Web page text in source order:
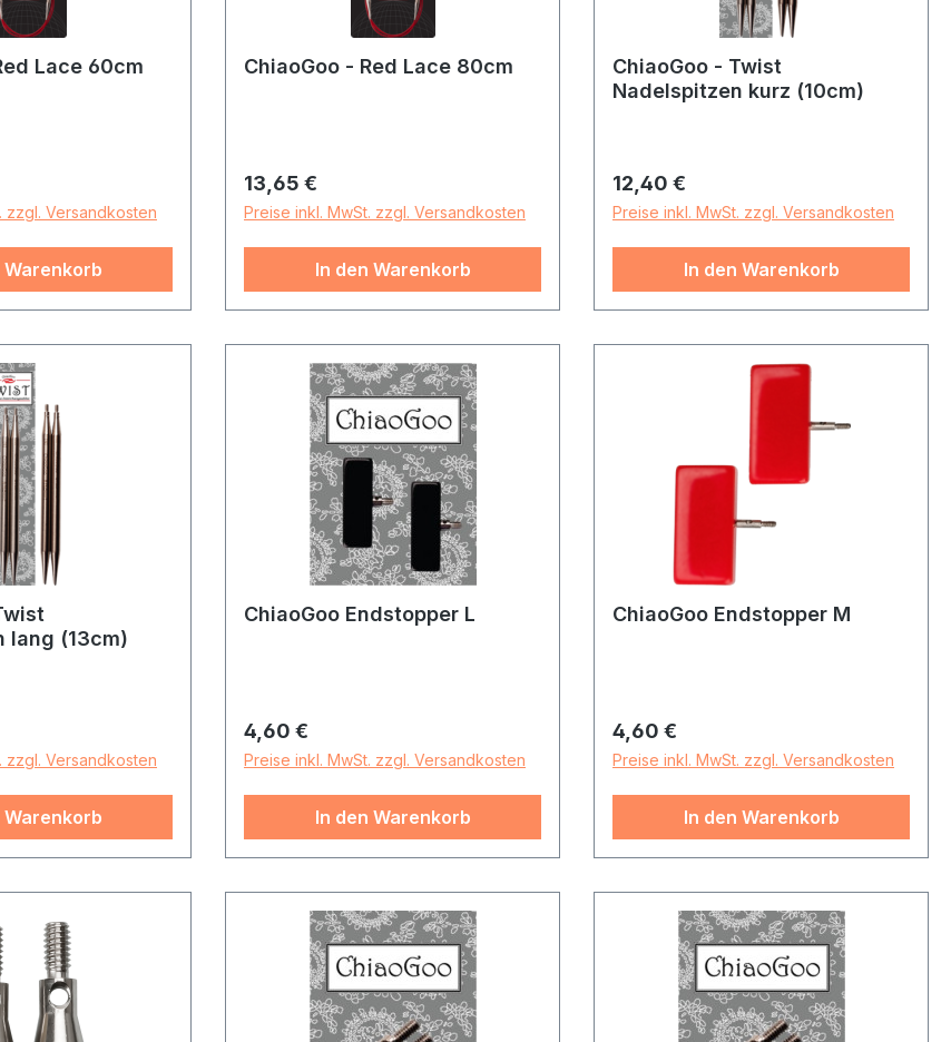
Lace 60cm
zzgl. Versandkosten
Warenkorb
ChiaoGoo - Red Lace 80cm
Regulärer Preis:
13,65 €
Preise inkl. MwSt. zzgl. Versandkosten
In den Warenkorb
ChiaoGoo - Twist
Nadelspitzen kurz (10cm)
Regulärer Preis:
12,40 €
Preise inkl. MwSt. zzgl. Versandkosten
In den Warenkorb
lang (13cm)
zzgl. Versandkosten
Warenkorb
ChiaoGoo Endstopper L
Regulärer Preis:
4,60 €
Preise inkl. MwSt. zzgl. Versandkosten
In den Warenkorb
ChiaoGoo Endstopper M
Regulärer Preis:
4,60 €
Preise inkl. MwSt. zzgl. Versandkosten
In den Warenkorb